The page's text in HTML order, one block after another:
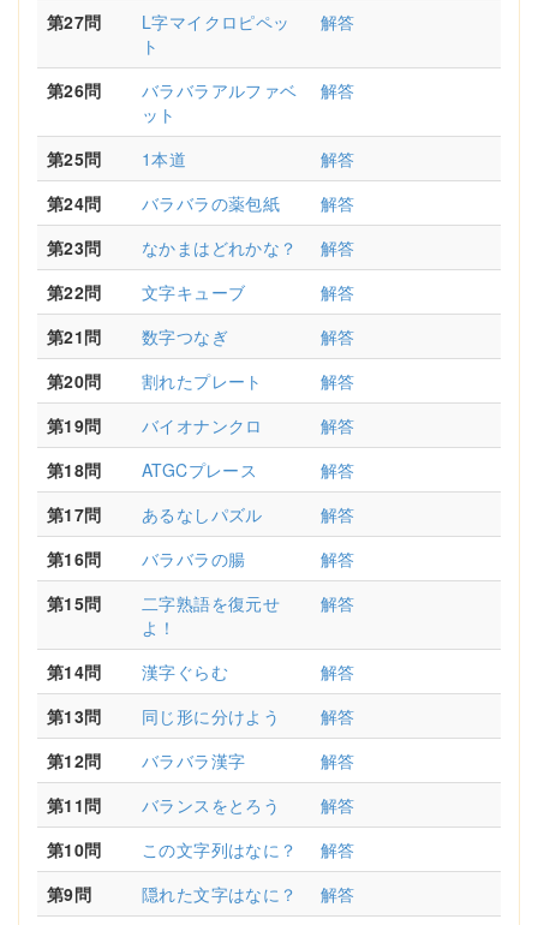
第27問
L字マイクロピペッ
ト
解答
第26問
バラバラアルファベ
ット
解答
第25問 1本道
解答
第24問
バラバラの薬包紙
解答
第23問
なかまはどれかな？
解答
第22問
文字キューブ
解答
第21問
数字つなぎ
解答
第20問
割れたプレート
解答
第19問
バイオナンクロ
解答
第18問
ATGCプレース
解答
第17問
あるなしパズル
解答
第16問
バラバラの腸
解答
第15問
二字熟語を復元せ
よ！
解答
第14問 漢字ぐらむ
解答
第13問
同じ形に分けよう
解答
第12問
バラバラ漢字
解答
第11問
バランスをとろう
解答
第10問
この文字列はなに？
解答
第9問
隠れた文字はなに？
解答